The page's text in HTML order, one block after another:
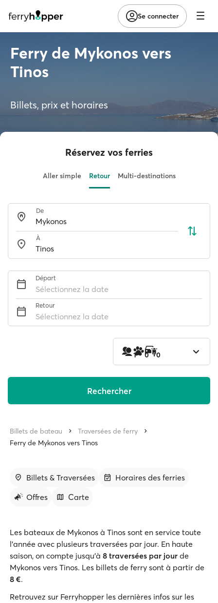
Se connecter
Ferry de Mykonos vers
Tinos
Billets, prix et horaires
Réservez vos ferries
Aller simple Retour Multi-destinations
De
À
Départ
Sélectionnez la date
Retour
Sélectionnez la date
1 0 0
Rechercher
Billets de bateau
Traversées de ferry
Ferry de Mykonos vers Tinos
Billets & Traversées
Horaires des ferries
Offres
Carte
Les bateaux de Mykonos à Tinos sont en service toute
l'année avec plusieurs traversées par jour. En haute
saison, on compte jusqu'à 8 traversées par jour de
Mykonos vers Tinos. Les billets de ferry sont à partir de
8 €.
Retrouvez sur Ferryhopper les dernières infos sur les